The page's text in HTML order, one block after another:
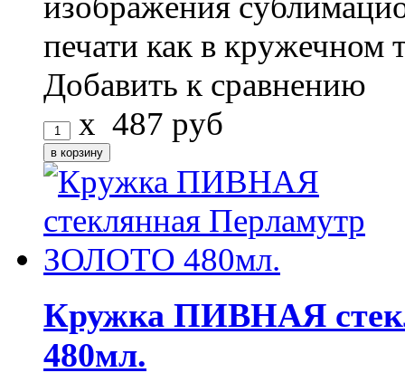
печати как в кружечном
Добавить к сравнению
x 487 руб
Кружка ПИВНАЯ
480мл.